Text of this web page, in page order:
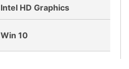
Intel HD Graphics
Win 10